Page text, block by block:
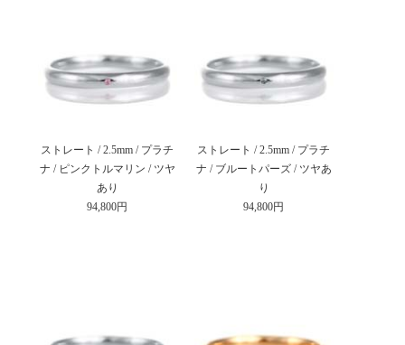
ストレート / 2.5mm / プラチ
ナ / ピンクトルマリン / ツヤ
あり
94,800円
ストレート / 2.5mm / プラチ
ナ / ブルートパーズ / ツヤあ
り
94,800円